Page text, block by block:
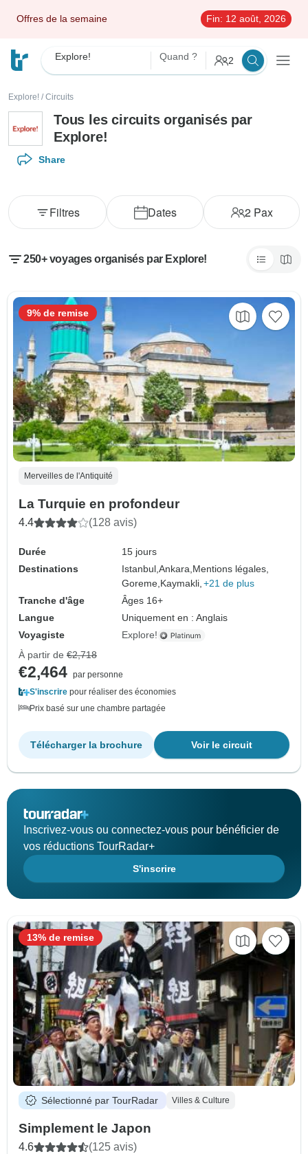
Offres de la semaine Fin: 12 août, 2026
Explore! Quand ? 2
Explore! / Circuits
Tous les circuits organisés par
Explore!
Share
Dates 2Pax
Filtres
250+ voyages organisés par Explore!
Merveilles de l'Antiquité
La Turquie en profondeur
4.4 (128 avis)
Durée
15 jours
Destinations
Istanbul,Ankara, Mentions légales,
Goreme, Kaymakli, +21 de plus
Tranche d'âge
Âges 16+
Langue
Uniquement en : Anglais
Voyagiste
Explore!
9% de remise
À partir de €2,718
€2,464 par personne
S'inscrire pour réaliser des économies
Prix basé sur une chambre partagée
Voir le circuit
Télécharger la brochure
Inscrivez-vous ou connectez-vous pour bénéficier de
vos réductions TourRadar+
S'inscrire
Sélectionné par TourRadar Villes & Culture
Simplement le Japon
4.6 (125 avis)
13% de remise